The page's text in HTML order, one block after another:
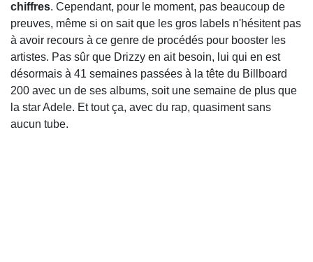
chiffres. Cependant, pour le moment, pas beaucoup de
preuves, même si on sait que les gros labels n'hésitent pas
à avoir recours à ce genre de procédés pour booster les
artistes. Pas sûr que Drizzy en ait besoin, lui qui en est
désormais à 41 semaines passées à la tête du Billboard
200 avec un de ses albums, soit une semaine de plus que
la star Adele. Et tout ça, avec du rap, quasiment sans
aucun tube.